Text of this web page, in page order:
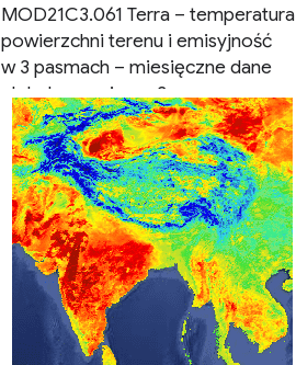
MOD21C3.061 Terra – temperatura
powierzchni terenu i emisyjność
w 3 pasmach – miesięczne dane
globalne poziomu 3
o rozdzielczości 0,05 stopnia
w siatce modelowania klimatu